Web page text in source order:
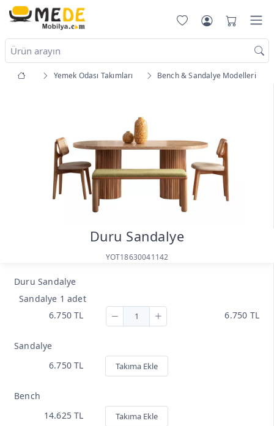
Yemek Odası Takımları Bench & Sandalye Modelleri
Duru Sandalye
YOT18630041142
Duru Sandalye
Sandalye 1 adet
6.750 TL
6.750 TL
Sandalye
6.750 TL
Takıma Ekle
Bench
14.625 TL
Takıma Ekle